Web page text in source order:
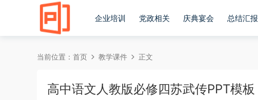
企业培训 党政相关 庆典宴会 总结汇报
当前位置： 首页 教学课件 正文
高中语文人教版必修四苏武传PPT模板